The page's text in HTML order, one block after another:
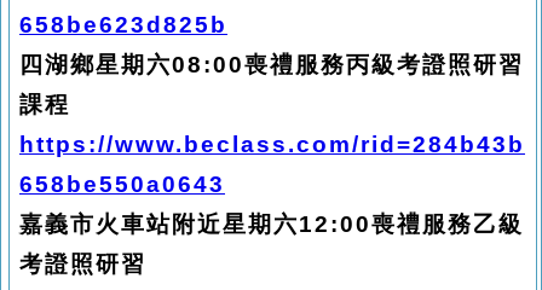
658be623d825b
四湖鄉星期六08:00喪禮服務丙級考證照研習
課程
https://www.beclass.com/rid=284b43b
658be550a0643
嘉義市火車站附近星期六12:00喪禮服務乙級
考證照研習